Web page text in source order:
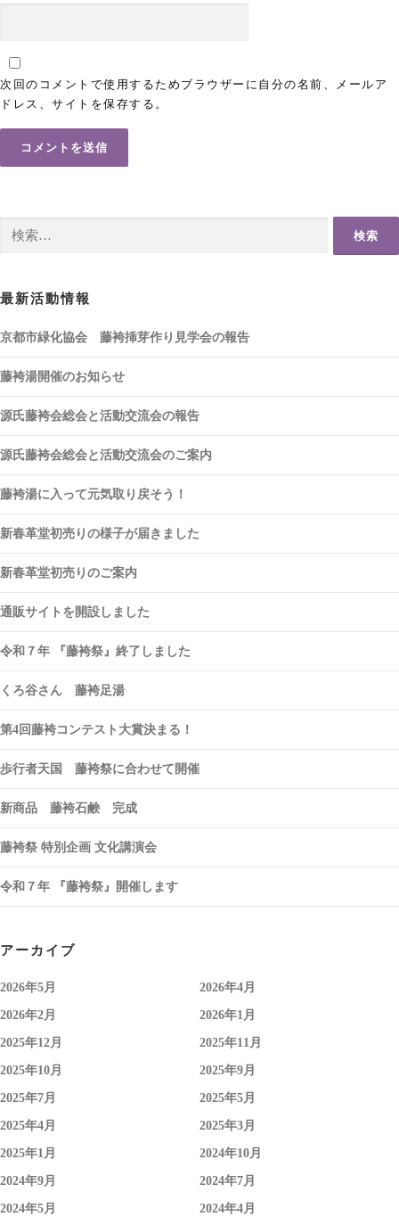
次回のコメントで使用するためブラウザーに自分の名前、メールア
ドレス、サイトを保存する。
最新活動情報
京都市緑化協会 藤袴挿芽作り見学会の報告
藤袴湯開催のお知らせ
源氏藤袴会総会と活動交流会の報告
源氏藤袴会総会と活動交流会のご案内
藤袴湯に入って元気取り戻そう！
新春革堂初売りの様子が届きました
新春革堂初売りのご案内
通販サイトを開設しました
令和７年 『藤袴祭』終了しました
くろ谷さん 藤袴足湯
第4回藤袴コンテスト大賞決まる！
歩行者天国 藤袴祭に合わせて開催
新商品 藤袴石鹸 完成
藤袴祭 特別企画 文化講演会
令和７年 『藤袴祭』開催します
アーカイブ
2026年5月 2026年4月
2026年2月 2026年1月
2025年12月 2025年11月
2025年10月 2025年9月
2025年7月 2025年5月
2025年4月 2025年3月
2025年1月 2024年10月
2024年9月 2024年7月
2024年5月 2024年4月